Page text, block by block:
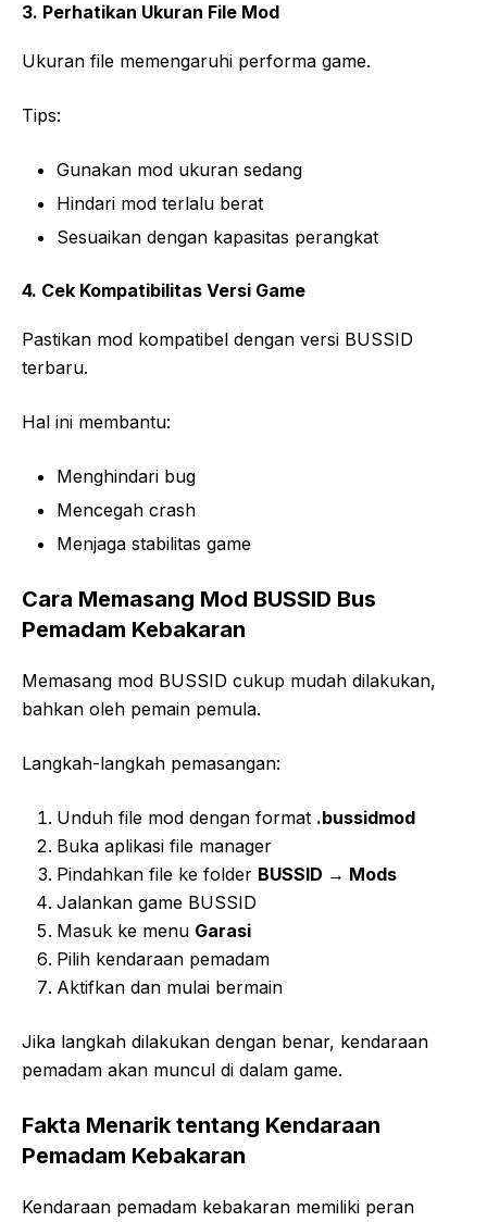
3. Perhatikan Ukuran File Mod
Ukuran file memengaruhi performa game.
Tips:
Gunakan mod ukuran sedang
Hindari mod terlalu berat
Sesuaikan dengan kapasitas perangkat
4. Cek Kompatibilitas Versi Game
Pastikan mod kompatibel dengan versi BUSSID
terbaru.
Hal ini membantu:
Menghindari bug
Mencegah crash
Menjaga stabilitas game
Cara Memasang Mod BUSSID Bus
Pemadam Kebakaran
Memasang mod BUSSID cukup mudah dilakukan,
bahkan oleh pemain pemula.
Langkah-langkah pemasangan:
Unduh file mod dengan format .bussidmod
Buka aplikasi file manager
Pindahkan file ke folder BUSSID → Mods
Jalankan game BUSSID
Masuk ke menu Garasi
Pilih kendaraan pemadam
Aktifkan dan mulai bermain
Jika langkah dilakukan dengan benar, kendaraan
pemadam akan muncul di dalam game.
Fakta Menarik tentang Kendaraan
Pemadam Kebakaran
Kendaraan pemadam kebakaran memiliki peran